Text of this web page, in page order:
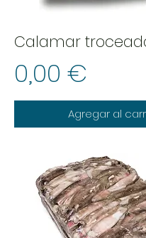
Calamar
Precio
0,00 €
Agregar al